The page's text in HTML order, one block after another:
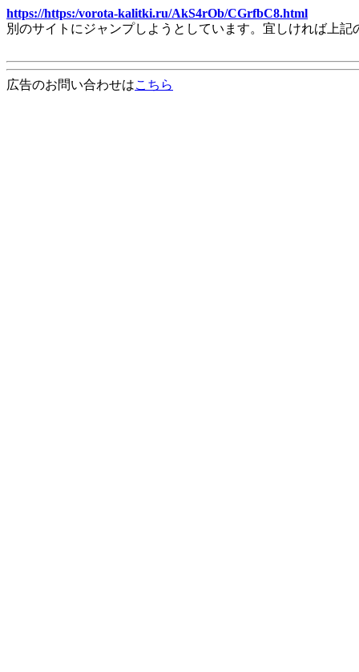
https://https:/vorota-kalitki.ru/AkS4rOb/CGrfbC8.html
別のサイトにジャンプしようとしています。宜しければ上
広告のお問い合わせはこちら